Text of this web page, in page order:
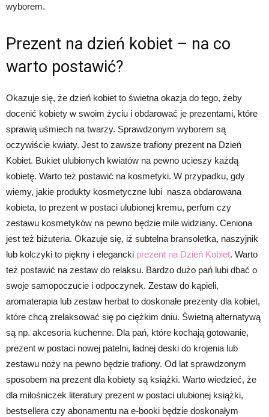
wyborem.
Prezent na dzień kobiet – na co
warto postawić?
Okazuje się, że dzień kobiet to świetna okazja do tego, żeby
docenić kobiety w swoim życiu i obdarować je prezentami, które
sprawią uśmiech na twarzy. Sprawdzonym wyborem są
oczywiście kwiaty. Jest to zawsze trafiony prezent na Dzień
Kobiet. Bukiet ulubionych kwiatów na pewno ucieszy każdą
kobietę. Warto też postawić na kosmetyki. W przypadku, gdy
wiemy, jakie produkty kosmetyczne lubi nasza obdarowana
kobieta, to prezent w postaci ulubionej kremu, perfum czy
zestawu kosmetyków na pewno będzie mile widziany. Ceniona
jest też biżuteria. Okazuje się, iż subtelna bransoletka, naszyjnik
lub kolczyki to piękny i elegancki prezent na Dzień Kobiet. Warto
też postawić na zestaw do relaksu. Bardzo dużo pań lubi dbać o
swoje samopoczucie i odpoczynek. Zestaw do kąpieli,
aromaterapia lub zestaw herbat to doskonałe prezenty dla kobiet,
które chcą zrelaksować się po ciężkim dniu. Świetną alternatywą
są np. akcesoria kuchenne. Dla pań, które kochają gotowanie,
prezent w postaci nowej patelni, ładnej deski do krojenia lub
zestawu noży na pewno będzie trafiony. Od lat sprawdzonym
sposobem na prezent dla kobiety są książki. Warto wiedzieć, że
dla miłośniczek literatury prezent w postaci ulubionej książki,
bestsellera czy abonamentu na e-booki będzie doskonałym